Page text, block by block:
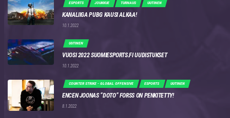
ESPORTS JOUKKUE TURNAUS UUTINEN
KANALIIGA PUBG KAUSI ALKAA!
10.1.2022
UUTINEN
VUOSI 2022 SUOMIESPORTS.FI UUDISTUKSET
10.1.2022
COUNTER STRIKE - GLOBAL OFFENSIVE ESPORTS UUTINEN
ENCEN JOONAS “DOTO” FORSS ON PENKITETTY!
8.1.2022